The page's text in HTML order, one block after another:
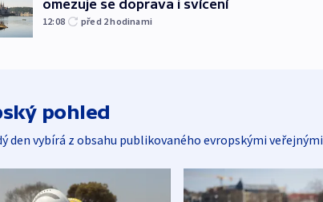
omezuje se doprava i svícení
12:08 před 2hodinami
pohled
den vybírá z obsahu publikovaného evropskými